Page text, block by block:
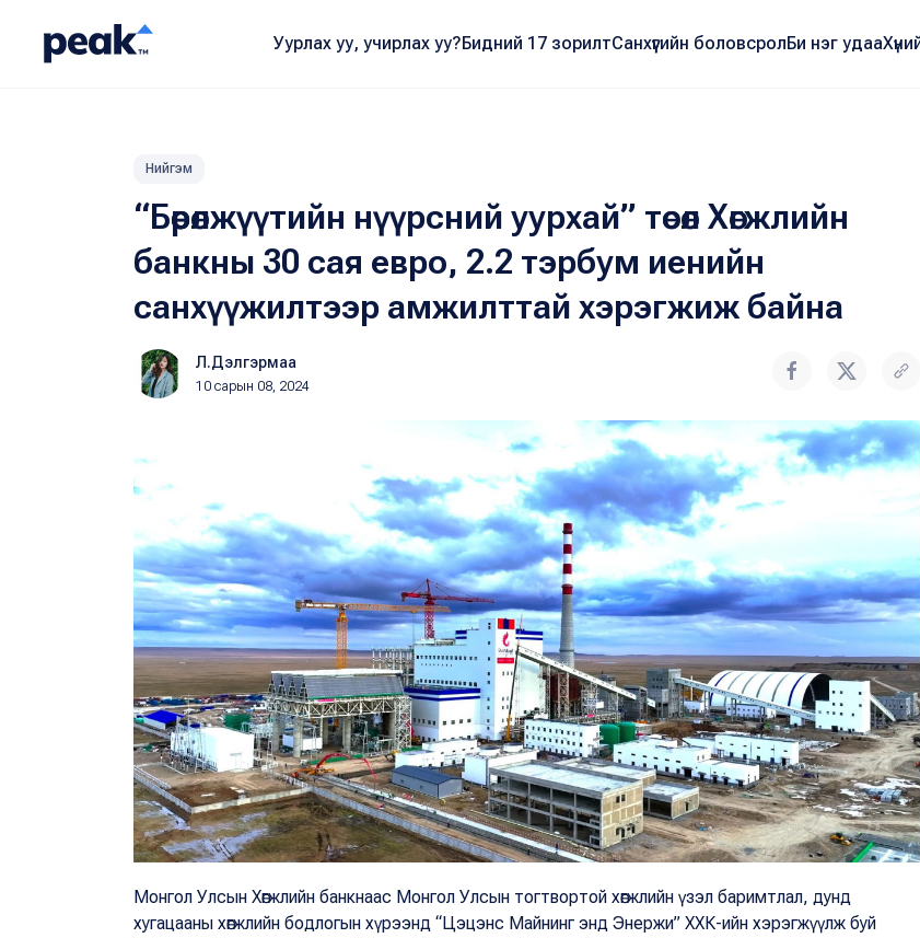
Уурлах уу, учирлах уу?Бидний 17 зорилтСанхүүгийн боловсролБи нэг удаа
Нийгэм
“Бөөрөлжүүтийн нүүрсний уурхай” төсөл Хөгжлийн
банкны 30 сая евро, 2.2 тэрбум иенийн
санхүүжилтээр амжилттай хэрэгжиж байна
Л.Дэлгэрмаа
10 сарын 08, 2024
Монгол Улсын Хөгжлийн банкнаас Монгол Улсын тогтвортой хөгжлийн үзэл баримтлал, дунд
хугацааны хөгжлийн бодлогын хүрээнд “Цэцэнс Майнинг энд Энержи” ХХК-ийн хэрэгжүүлж буй